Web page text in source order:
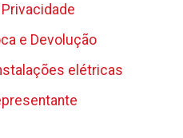
e Devolução
elétricas